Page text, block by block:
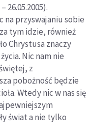
26.05.2005).
na przyswajaniu sobie
tym idzie, również
Chrystusa znaczy
Nic nam nie
z
pobożność będzie
Wtedy nic w nas się
świat a nie tylko